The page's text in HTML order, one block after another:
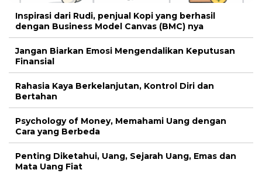
Inspirasi dari Rudi, penjual Kopi yang berhasil
dengan Business Model Canvas (BMC) nya
Jangan Biarkan Emosi Mengendalikan Keputusan
Finansial
Rahasia Kaya Berkelanjutan, Kontrol Diri dan
Bertahan
Psychology of Money, Memahami Uang dengan
Cara yang Berbeda
Penting Diketahui, Uang, Sejarah Uang, Emas dan
Mata Uang Fiat